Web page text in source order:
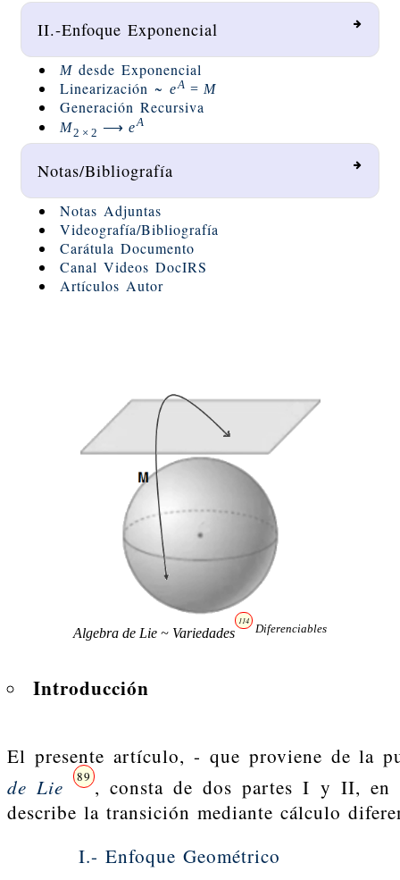
II.-Enfoque Exponencial
M desde Exponencial
Linearización ~ eA = M
Generación Recursiva
M2 × 2 ⟶ eA
Notas/Bibliografía
Notas Adjuntas
Videografía/Bibliografía
Carátula Documento
Canal Videos DocIRS
Artículos Autor
Algebra de Lie ~ Variedades
114
Diferenciables
Introducción
El presente artículo, - que proviene de la
de Lie 89 , consta de dos partes I y II, en
describe la transición mediante cálculo
I.- Enfoque Geométrico